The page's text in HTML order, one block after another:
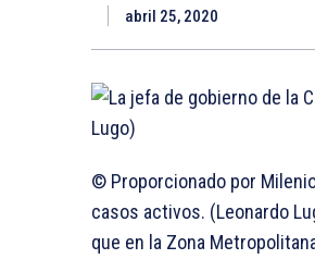
abril 25, 2020
© Proporcionado por
casos activos. (Leonardo
que en la Zona